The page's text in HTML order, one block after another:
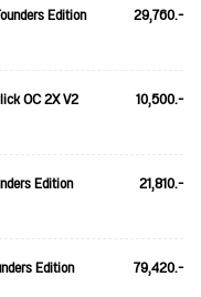
Edition 29,760.-
OC 2X V2 10,500.-
Edition 21,810.-
Edition 79,420.-